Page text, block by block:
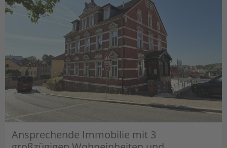
Ansprechende Immobilie mit 3